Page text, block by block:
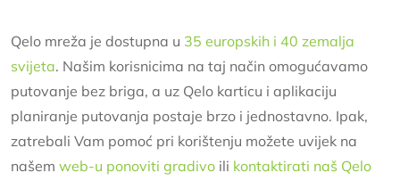
Qelo mreža je dostupna u 35 europskih i 40 zemalja
svijeta. Našim korisnicima na taj način omogućavamo
putovanje bez briga, a uz Qelo karticu i aplikaciju
planiranje putovanja postaje brzo i jednostavno. Ipak,
zatrebali Vam pomoć pri korištenju možete uvijek na
našem web-u ponoviti gradivo ili kontaktirati naš Qelo